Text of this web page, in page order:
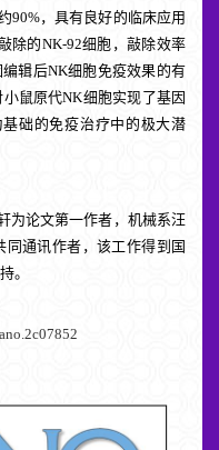
90%，具有良好的临床应用
除的NK-92细胞，敲除效率
编辑后NK细胞免疫效果的有
鼠原代NK细胞实现了基因
础的免疫治疗中的极大潜
为论文第一作者 ，机械系汪
同通讯作者，该工作得到国
。